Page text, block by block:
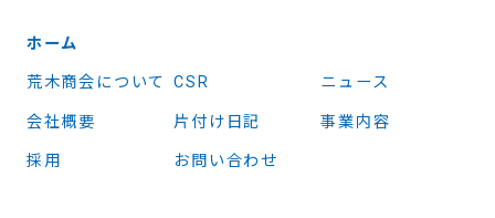
ホーム
荒木商会について CSR ニュース
会社概要 片付け日記 事業内容
採用 お問い合わせ